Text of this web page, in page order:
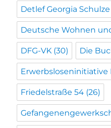
Detlef Georgia Schulze
Deutsche Wohnen
DFG-VK (30) Die
Erwerbsloseninitiative
Friedelstraße 54 (26)